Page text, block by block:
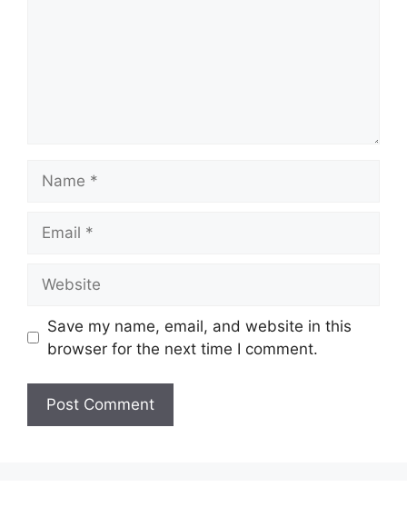
Save my name, email, and website in this
browser for the next time I comment.